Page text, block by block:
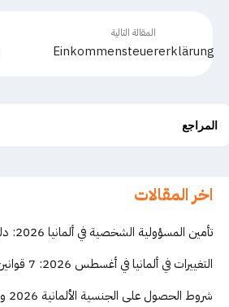
المقالة التالية
Einkommensteuererklärung
المراجع
اخر المقالات
تأمين المسؤولية الشخصية في ألمانيا 2026: دليل Privathaftpflicht
التغييرات في ألمانيا في أغسطس 2026: 7 قوانين تهمك
شروط الحصول على الجنسية الألمانية 2026 والجنسية المزدوجة